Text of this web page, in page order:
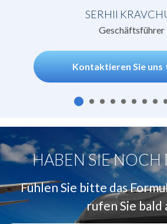
SERHII
Geschäftsführer
Kontaktieren Sie uns
HABEN SIE NOCH
Fühlen Sie bitte das
rufen Sie bald